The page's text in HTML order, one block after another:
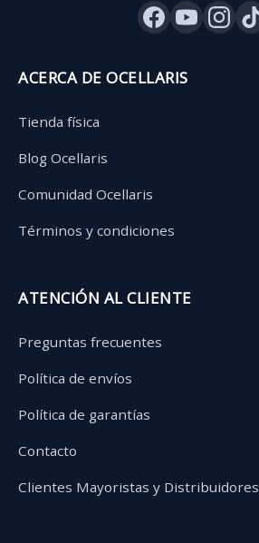
ACERCA DE OCELLARIS
Tienda física
Blog Ocellaris
Comunidad Ocellaris
Términos y condiciones
ATENCIÓN AL CLIENTE
Preguntas frecuentes
Política de envíos
Política de garantías
Contacto
Clientes Mayoristas y Distribuidores